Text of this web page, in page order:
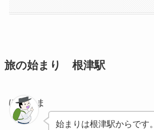
旅の始まり 根津駅
ぽちゃま
始まりは根津駅からです。